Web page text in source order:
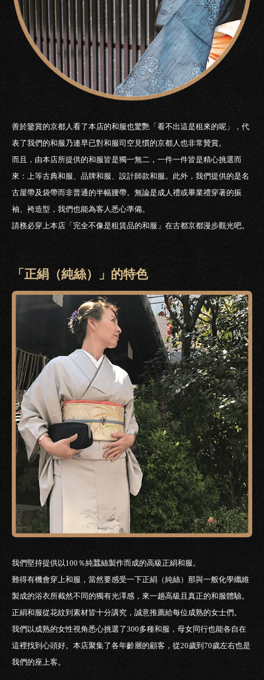
善於鑒賞的京都人看了本店的和服也驚艷「看不出這是租來的呢」，代
表了我們的和服乃連早已對和服司空見慣的京都人也非常贊賞。
而且，由本店所提供的和服皆是獨一無二，一件一件皆是精心挑選而
來：上等古典和服、品牌和服、設計師款和服。此外，我們提供的是名
古屋帶及袋帶而非普通的半幅腰帶。無論是成人禮或畢業禮穿著的振
袖、袴造型，我們也能為客人悉心準備。
請務必穿上本店「完全不像是租賃品的和服」在古都京都漫步觀光吧。
「正絹（純絲）」的特色
我們堅持提供以100％純蠶絲製作而成的高級正絹和服。
難得有機會穿上和服，當然要感受一下正絹（純絲）那與一般化學纖維
製成的浴衣所截然不同的獨有光澤感，來一趟高級且真正的和服體驗。
正絹和服從花紋到素材皆十分講究，誠意推薦給每位成熟的女士們。
我們以成熟的女性視角悉心挑選了300多種和服，母女同行也能各自在
這裡找到心頭好。本店聚集了各年齡層的顧客，從20歲到70歲左右也是
我們的座上客。